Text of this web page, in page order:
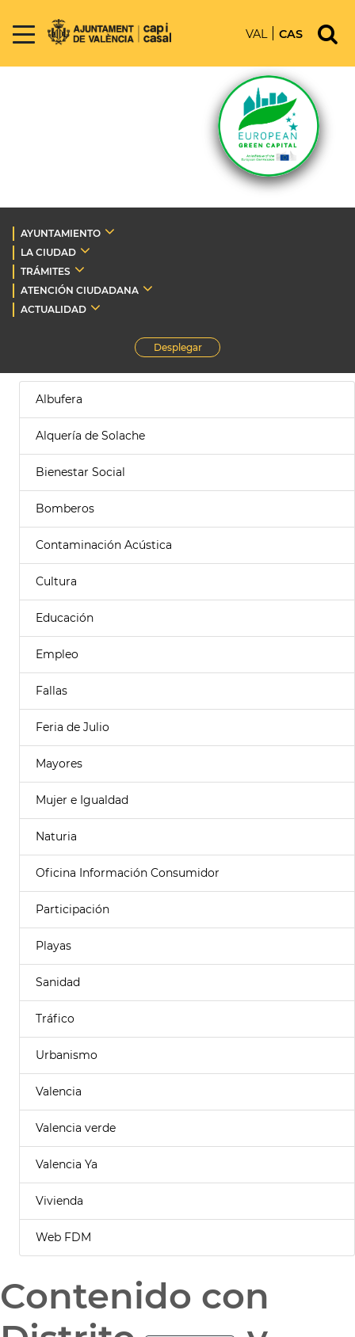
VAL CAS
AYUNTAMIENTO
LA CIUDAD
TRÁMITES
ATENCIÓN CIUDADANA
ACTUALIDAD
Desplegar
Albufera
Alquería de Solache
Bienestar Social
Bomberos
Contaminación Acústica
Cultura
Educación
Empleo
Fallas
Feria de Julio
Mayores
Mujer e Igualdad
Naturia
Oficina Información Consumidor
Participación
Playas
Sanidad
Tráfico
Urbanismo
Valencia
Valencia verde
Valencia Ya
Vivienda
Web FDM
Contenido con